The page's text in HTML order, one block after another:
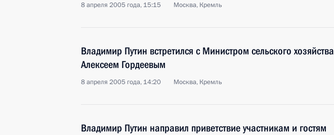
8 апреля 2005 года, 15:15 Москва, Кремль
Владимир Путин встретился с Министром сельского хозяйства
Алексеем Гордеевым
8 апреля 2005 года, 14:20 Москва, Кремль
Владимир Путин направил приветствие участникам и гостям